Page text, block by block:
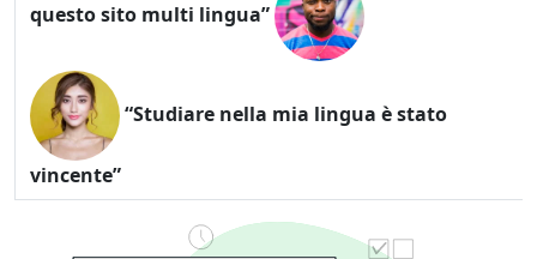
questo sito multi lingua”
“Studiare nella mia lingua è stato
vincente”